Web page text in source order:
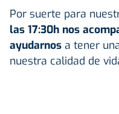
Por suerte para
las 17:30h nos
ayudarnos a tener
nuestra calidad de